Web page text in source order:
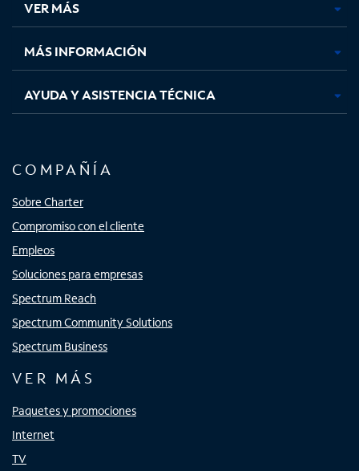
pestaña
nueva
pestaña
nueva
pestaña
nuevanueva
VER MÁS
MÁS INFORMACIÓN
AYUDA Y ASISTENCIA TÉCNICA
COMPAÑÍA
Sobre Charter
Compromiso con el cliente
Empleos
Soluciones para empresas
Spectrum Reach
Spectrum Community Solutions
Spectrum Business
VER MÁS
Paquetes y promociones
Internet
TV